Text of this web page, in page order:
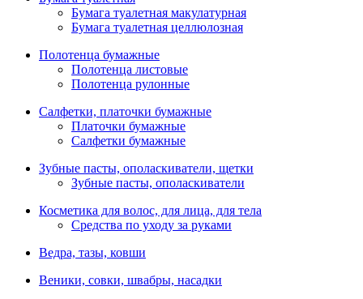
Бумага туалетная макулатурная
Бумага туалетная целлюлозная
Полотенца бумажные
Полотенца листовые
Полотенца рулонные
Салфетки, платочки бумажные
Платочки бумажные
Салфетки бумажные
Зубные пасты, ополаскиватели, щетки
Зубные пасты, ополаскиватели
Косметика для волос, для лица, для тела
Средства по уходу за руками
Ведра, тазы, ковши
Веники, совки, швабры, насадки